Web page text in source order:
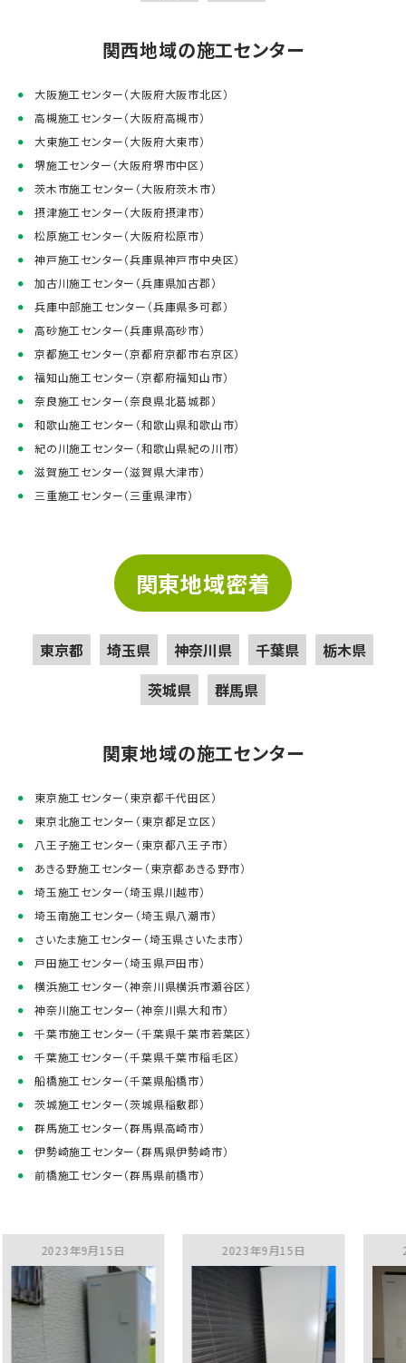
関西地域の施工センター
大阪施工センター（大阪府大阪市北区）
高槻施工センター（大阪府高槻市）
大東施工センター（大阪府大東市）
堺施工センター（大阪府堺市中区）
茨木市施工センター（大阪府茨木市）
摂津施工センター（大阪府摂津市）
松原施工センター（大阪府松原市）
神戸施工センター（兵庫県神戸市中央区）
加古川施工センター（兵庫県加古郡）
兵庫中部施工センター（兵庫県多可郡）
高砂施工センター（兵庫県高砂市）
京都施工センター（京都府京都市右京区）
福知山施工センター（京都府福知山市）
奈良施工センター（奈良県北葛城郡）
和歌山施工センター（和歌山県和歌山市）
紀の川施工センター（和歌山県紀の川市）
滋賀施工センター（滋賀県大津市）
三重施工センター（三重県津市）
関東地域密着
東京都 埼玉県 神奈川県 千葉県
栃木県
茨城県
群馬県
関東地域の施工センター
東京施工センター（東京都千代田区）
東京北施工センター（東京都足立区）
八王子施工センター（東京都八王子市）
あきる野施工センター（東京都あきる野市）
埼玉施工センター（埼玉県川越市）
埼玉南施工センター（埼玉県八潮市）
さいたま施工センター（埼玉県さいたま市）
戸田施工センター（埼玉県戸田市）
横浜施工センター（神奈川県横浜市瀬谷区）
神奈川施工センター（神奈川県大和市）
千葉市施工センター（千葉県千葉市若葉区）
千葉施工センター（千葉県千葉市稲毛区）
船橋施工センター（千葉県船橋市）
茨城施工センター（茨城県稲敷郡）
群馬施工センター（群馬県高崎市）
伊勢崎施工センター（群馬県伊勢崎市）
前橋施工センター（群馬県前橋市）
年9月15日 2023年9月15日 2023年9